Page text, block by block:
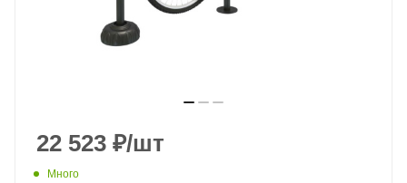
22 523 ₽/шт
Много